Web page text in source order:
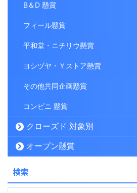
B＆D 懸賞
フィール懸賞
平和堂・ニチリウ懸賞
ヨシヅヤ・Ｙストア懸賞
その他共同企画懸賞
コンビニ 懸賞
クローズド 対象別
オープン懸賞
検索